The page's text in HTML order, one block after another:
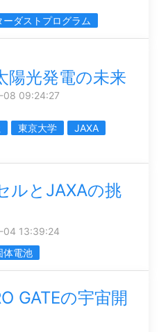
ーダストプログラム
陽光発電の未来
09:24:27
東京大学
JAXA
ルとJAXAの挑
13:39:24
体電池
GATEの宇宙開